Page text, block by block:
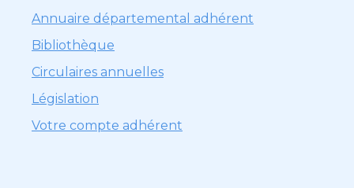
Annuaire départemental adhérent
Bibliothèque
Circulaires annuelles
Législation
Votre compte adhérent